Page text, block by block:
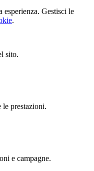
Gestisci le
.
sito.
prestazioni.
e campagne.